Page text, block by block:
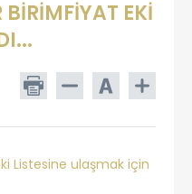
BİRİMFİYAT EKİ
Listesine ulaşmak için​